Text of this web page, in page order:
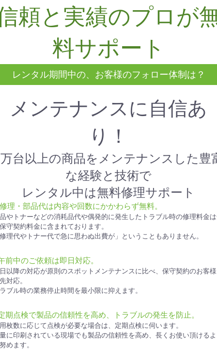
頼と実績のプロが
料サポート
レンタル期間中の、お客様のフォロー体制は？
メンテナンスに自信あ
り！
台以上の商品をメンテナンスした豊
な経験と技術で
レンタル中は無料修理サポート
理・部品代は内容や回数にかかわらず無料。
やトナーなどの消耗品代や偶発的に発生したトラブル時の修理料金
守契約料金に含まれております。
理代やトナー代で急に思わぬ出費が」ということもありません。
前中のご依頼は即日対応。
以降の対応が原則のスポットメンテナンスに比べ、保守契約のお客
対応。
ブル時の業務停止時間を最小限に抑えます。
期点検で製品の信頼性を高め、トラブルの発生を防止。
枚数に応じて点検が必要な場合は、定期点検に伺います。
に印刷されている現場でも製品の信頼性を高め、長くお使い頂ける
めます。